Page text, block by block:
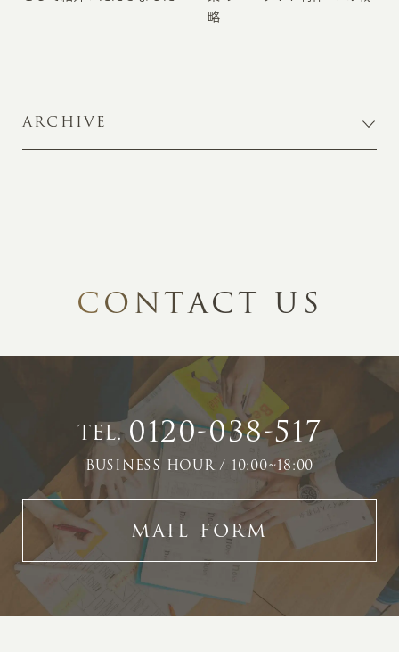
略
ARCHIVE
CONTACT US
TEL.0120-038-517
BUSINESS HOUR / 10:00~18:00
MAIL FORM